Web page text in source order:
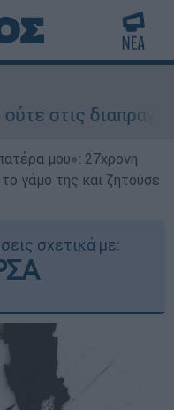
-
μου»: 27χρονη
γάμο της και ζητούσε
σχετικά με: